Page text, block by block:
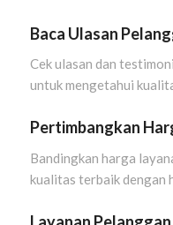
Baca Ulasan
Cek ulasan dan
untuk mengetahui
Pertimbangkan
Bandingkan harga
kualitas terbaik dengan